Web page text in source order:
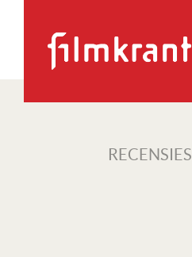
RECENSIES